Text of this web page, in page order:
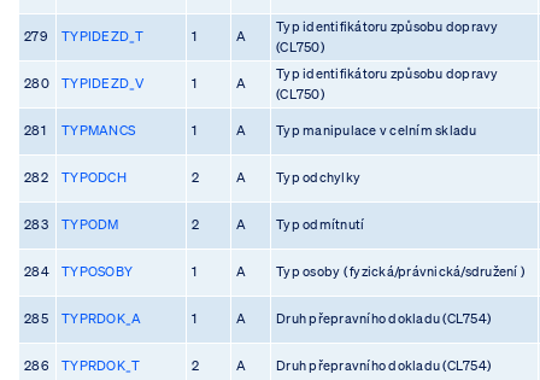
279 TYPIDEZD_T 1 A
Typ identifikátoru způsobu dopravy
(CL750)
280 TYPIDEZD_V 1 A
Typ identifikátoru způsobu dopravy
(CL750)
281 TYPMANCS 1 A Typ manipulace v celním skladu
282 TYPODCH 2 A Typ odchylky
283 TYPODM 2 A Typ odmítnutí
284 TYPOSOBY 1 A Typ osoby ( fyzická/právnická/sdružení )
285 TYPRDOK_A 1 A Druh přepravního dokladu (CL754)
286 TYPRDOK_T 2 A Druh přepravního dokladu (CL754)